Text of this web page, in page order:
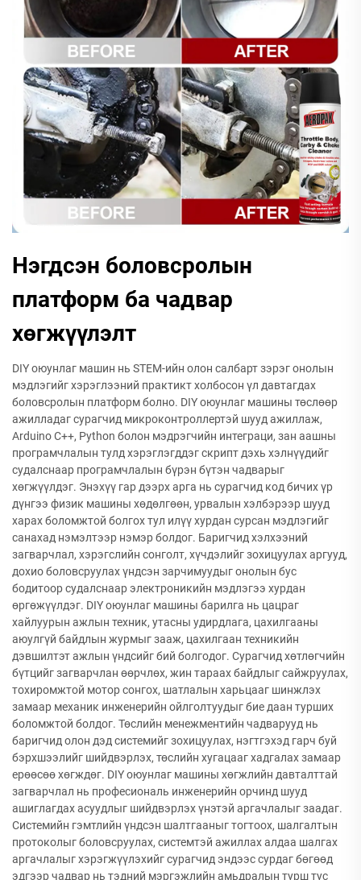
Нэгдсэн боловсролын
платформ ба чадвар
хөгжүүлэлт
DIY оюунлаг машин нь STEM-ийн олон салбарт зэрэг онолын
мэдлэгийг хэрэглээний практикт холбосон үл давтагдах
боловсролын платформ болно. DIY оюунлаг машины төслөөр
ажилладаг сурагчид микроконтроллертэй шууд ажиллаж,
Arduino C++, Python болон мэдрэгчийн интеграци, зан аашны
програмчлалын тулд хэрэглэгддэг скрипт дэхь хэлнүүдийг
судалснаар програмчлалын бүрэн бүтэн чадварыг
хөгжүүлдэг. Энэхүү гар дээрх арга нь сурагчид код бичих үр
дүнгээ физик машины хөдөлгөөн, урвалын хэлбэрээр шууд
харах боломжтой болгох тул илүү хурдан сурсан мэдлэгийг
санахад нэмэлтээр нэмэр болдог. Баригчид хэлхээний
загварчлал, хэрэгслийн сонголт, хүчдэлийг зохицуулах аргууд,
дохио боловсруулах үндсэн зарчимуудыг онолын бус
бодитоор судалснаар электроникийн мэдлэгээ хурдан
өргөжүүлдэг. DIY оюунлаг машины барилга нь цацраг
хайлуурын ажлын техник, утасны удирдлага, цахилгааны
аюулгүй байдлын журмыг зааж, цахилгаан техникийн
дэвшилтэт ажлын үндсийг бий болгодог. Сурагчид хөтлөгчийн
бүтцийг загварчлан өөрчлөх, жин тараах байдлыг сайжруулах,
тохиромжтой мотор сонгох, шатлалын харьцааг шинжлэх
замаар механик инженерийн ойлголтуудыг бие даан турших
боломжтой болдог. Төслийн менежментийн чадварууд нь
баригчид олон дэд системийг зохицуулах, нэгтгэхэд гарч буй
бэрхшээлийг шийдвэрлэх, төслийн хугацааг хадгалах замаар
ерөөсөө хөгждөг. DIY оюунлаг машины хөгжлийн давталттай
загварчлал нь професиональ инженерийн орчинд шууд
ашиглагдах асуудлыг шийдвэрлэх үнэтэй аргачлалыг заадаг.
Системийн гэмтлийн үндсэн шалтгааныг тогтоох, шалгалтын
протоколыг боловсруулах, системтэй ажиллах алдаа шалгах
аргачлалыг хэрэгжүүлэхийг сурагчид эндээс сурдаг бөгөөд
эдгээр чадвар нь тэдний мэргэжлийн амьдралын турш тус